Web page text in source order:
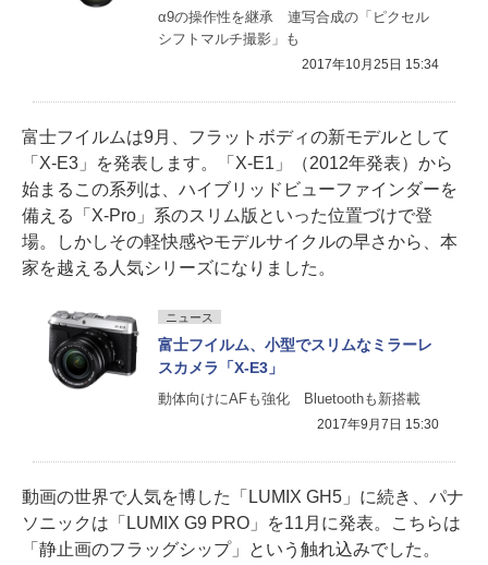
α9の操作性を継承 連写合成の「ピクセル
シフトマルチ撮影」も
2017年10月25日 15:34
富士フイルムは9月、フラットボディの新モデルとして
「X-E3」を発表します。「X-E1」（2012年発表）から
始まるこの系列は、ハイブリッドビューファインダーを
備える「X-Pro」系のスリム版といった位置づけで登
場。しかしその軽快感やモデルサイクルの早さから、本
家を越える人気シリーズになりました。
ニュース
富士フイルム、小型でスリムなミラーレ
スカメラ「X-E3」
動体向けにAFも強化 Bluetoothも新搭載
2017年9月7日 15:30
動画の世界で人気を博した「LUMIX GH5」に続き、パナ
ソニックは「LUMIX G9 PRO」を11月に発表。こちらは
「静止画のフラッグシップ」という触れ込みでした。